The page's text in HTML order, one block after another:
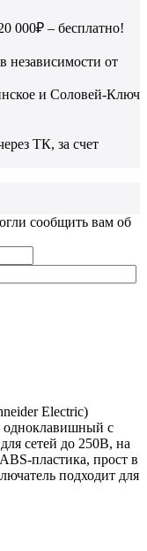
000₽ – бесплатно!
независимости от
и Соловей-Ключ
ТК, за счет
сообщить вам об
Electric)
одноклавишный с
сетей до 250В, на
пластика, прост в
подходит для